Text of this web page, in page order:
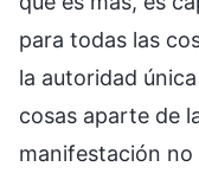
para todas las
la autoridad
cosas aparte de
manifestación no